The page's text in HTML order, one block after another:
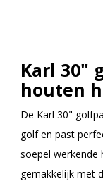
Karl 30"
houten
De Karl 30"
golf en past
soepel werkende
gemakkelijk met